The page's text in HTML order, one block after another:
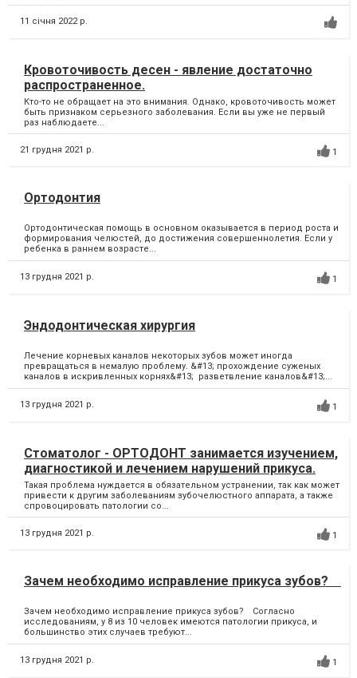
11 січня 2022 р.
Кровоточивость десен - явление достаточно
распространенное.
Кто-то не обращает на это внимания. Однако, кровоточивость может
быть признаком серьезного заболевания. Если вы уже не первый
раз наблюдаете...
21 грудня 2021 р. 1
Ортодонтия
Ортодонтическая помощь в основном оказывается в период роста и
формирования челюстей, до достижения совершеннолетия. Если у
ребенка в раннем возрасте...
13 грудня 2021 р. 1
Эндодонтическая хирургия
Лечение корневых каналов некоторых зубов может иногда
превращаться в немалую проблему. &#13; прохождение суженых
каналов в искривленных корнях&#13; разветвление каналов&#13;...
13 грудня 2021 р. 1
Стоматолог - ОРТОДОНТ занимается изучением,
диагностикой и лечением нарушений прикуса.
Такая проблема нуждается в обязательном устранении, так как может
привести к другим заболеваниям зубочелюстного аппарата, а также
спровоцировать патологии со...
13 грудня 2021 р. 1
Зачем необходимо исправление прикуса зубов? ⠀
Зачем необходимо исправление прикуса зубов? ⠀Согласно
исследованиям, у 8 из 10 человек имеются патологии прикуса, и
большинство этих случаев требуют...
13 грудня 2021 р. 1